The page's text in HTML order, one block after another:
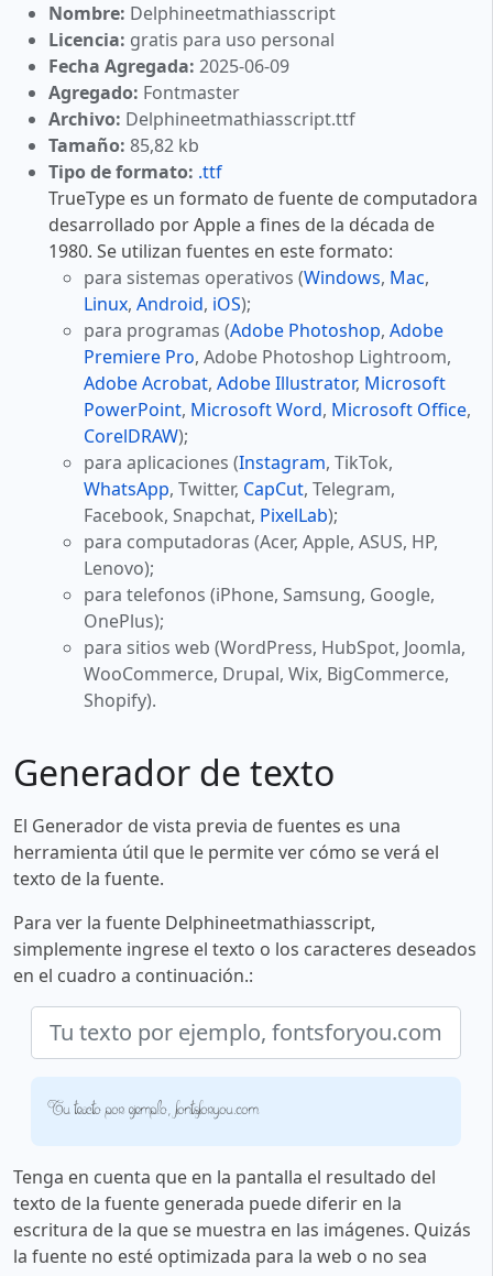
Nombre: Delphineetmathiasscript
Licencia: gratis para uso personal
Fecha Agregada: 2025-06-09
Agregado: Fontmaster
Archivo: Delphineetmathiasscript.ttf
Tamaño: 85,82 kb
Tipo de formato: .ttf
TrueType es un formato de fuente de computadora
desarrollado por Apple a fines de la década de
1980. Se utilizan fuentes en este formato:
para sistemas operativos (Windows, Mac,
Linux, Android, iOS);
para programas (Adobe Photoshop, Adobe
Premiere Pro, Adobe Photoshop Lightroom,
Adobe Acrobat, Adobe Illustrator, Microsoft
PowerPoint, Microsoft Word, Microsoft Office,
CorelDRAW);
para aplicaciones (Instagram, TikTok,
WhatsApp, Twitter, CapCut, Telegram,
Facebook, Snapchat, PixelLab);
para computadoras (Acer, Apple, ASUS, HP,
Lenovo);
para telefonos (iPhone, Samsung, Google,
OnePlus);
para sitios web (WordPress, HubSpot, Joomla,
WooCommerce, Drupal, Wix, BigCommerce,
Shopify).
Generador de texto
El Generador de vista previa de fuentes es una
herramienta útil que le permite ver cómo se verá el
texto de la fuente.
Para ver la fuente Delphineetmathiasscript,
simplemente ingrese el texto o los caracteres deseados
en el cuadro a continuación.:
Tu texto por ejemplo, fontsforyou.com
Tenga en cuenta que en la pantalla el resultado del
texto de la fuente generada puede diferir en la
escritura de la que se muestra en las imágenes. Quizás
la fuente no esté optimizada para la web o no sea